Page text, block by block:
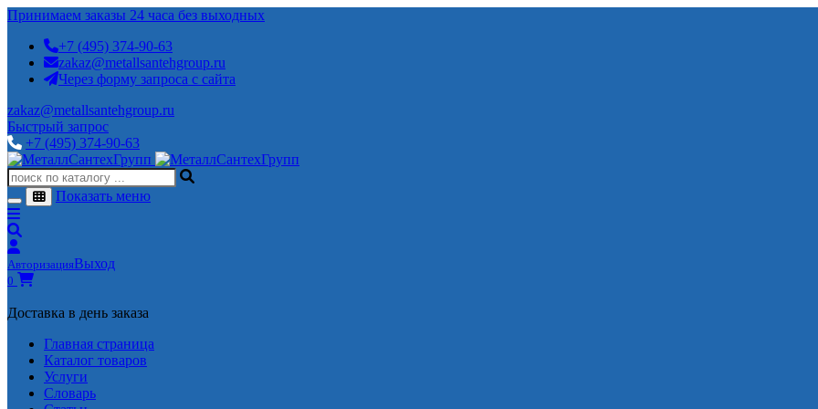
Принимаем заказы 24 часа без выходных
+7 (495) 374-90-63
zakaz@metallsantehgroup.ru
Через форму запроса с сайта
zakaz@metallsantehgroup.ru
Быстрый запрос
+7 (495) 374-90-63
Показать меню
АвторизацияВыход
0
Доставка в день заказа
Главная страница
Каталог товаров
Услуги
Словарь